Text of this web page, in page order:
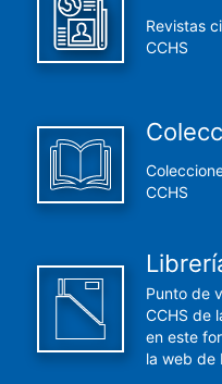
Revistas
CCHS
CCHS
Punto de
CCHS de
en este
la web de